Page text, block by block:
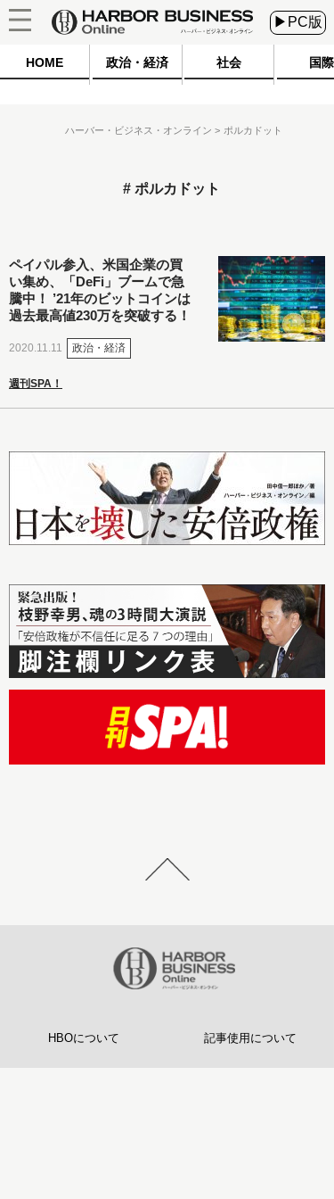
▶PC版
HOME 政治・経済 社会 国際
ハーバー・ビジネス・オンライン ポルカドット
ポルカドット
ペイパル参入、米国企業の買
い集め、「DeFi」ブームで急
騰中！ ’21年のビットコインは
過去最高値230万を突破する！
2020.11.11 政治・経済
週刊SPA！
HBOについて 記事使用について